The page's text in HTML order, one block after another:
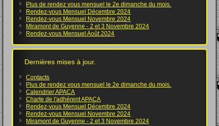
Plus de rendez vous mensuel le 2e dimanche du mois.
Rendez-vous Mensuel Décembre 2024
Rendez-vous Mensuel Novembre 2024
Miramont de Guyenne - 2 et 3 Novembre 2024
Rendez-vous Mensuel Août 2024
Dernières mises à jour.
Contacts
Plus de rendez vous mensuel le 2e dimanche du mois.
Calendrier APACA
Charte de l'adhérent APACA
Rendez-vous Mensuel Décembre 2024
Rendez-vous Mensuel Novembre 2024
Miramont de Guyenne - 2 et 3 Novembre 2024